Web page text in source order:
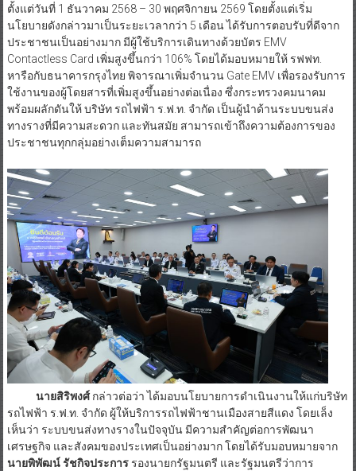
ตั้งแต่วันที่ 1 ธันวาคม 2568 – 30 พฤศจิกายน 2569 โดยตั้งแต่เริ่ม
นโยบายดังกล่าวมาเป็นระยะเวลากว่า 5 เดือน ได้รับการตอบรับที่ดีจาก
ประชาชนเป็นอย่างมาก มีผู้ใช้บริการเดินทางด้วยบัตร EMV
Contactless Card เพิ่มสูงขึ้นกว่า 106% โดยได้มอบหมายให้ รฟฟท.
หารือกับธนาคารกรุงไทย พิจารณาเพิ่มจำนวน Gate EMV เพื่อรองรับการ
ใช้งานของผู้โดยสารที่เพิ่มสูงขึ้นอย่างต่อเนื่อง ซึ่งกระทรวงคมนาคม
พร้อมผลักดันให้ บริษัท รถไฟฟ้า ร.ฟ.ท. จำกัด เป็นผู้นำด้านระบบขนส่ง
ทางรางที่มีความสะดวก และทันสมัย สามารถเข้าถึงความต้องการของ
ประชาชนทุกกลุ่มอย่างเต็มความสามารถ
นายสิริพงศ์กล่าวต่อว่า ได้มอบนโยบายการดำเนินงานให้แก่บริษัท
รถไฟฟ้า ร.ฟ.ท. จำกัด ผู้ให้บริการรถไฟฟ้าชานเมืองสายสีแดง โดยเล็ง
เห็นว่า ระบบขนส่งทางรางในปัจจุบัน มีความสำคัญต่อการพัฒนา
เศรษฐกิจ และสังคมของประเทศเป็นอย่างมาก โดยได้รับมอบหมายจาก
นายพิพัฒน์ รัชกิจประการรองนายกรัฐมนตรี และรัฐมนตรีว่าการ